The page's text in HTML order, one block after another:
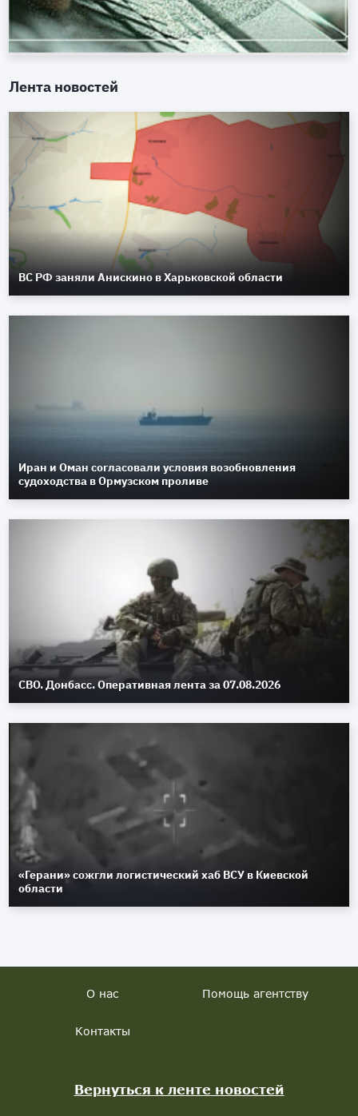
Лента новостей
ВС РФ заняли Анискино в Харьковской области
Иран и Оман согласовали условия возобновления
судоходства в Ормузском проливе
СВО. Донбасс. Оперативная лента за 07.08.2026
«Герани» сожгли логистический хаб ВСУ в Киевской
области
О нас Помощь агентству
Контакты
Вернуться к ленте новостей